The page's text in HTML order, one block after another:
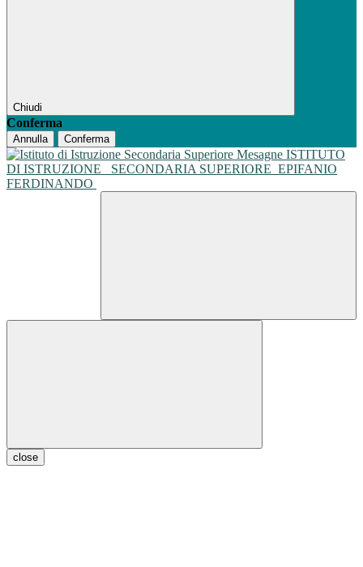
Chiudi
Conferma
Annulla Conferma
ISTITUTO
DI ISTRUZIONE
SECONDARIA SUPERIORE EPIFANIO
FERDINANDO
close